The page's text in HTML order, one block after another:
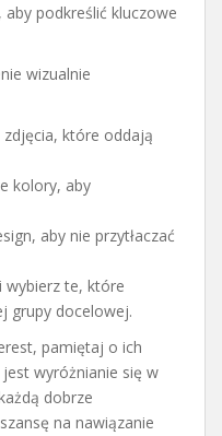
podkreślić kluczowe
wizualnie
które oddają
kolory, aby
aby nie przytłaczać
wybierz te, które
grupy docelowej.
pamiętaj o ich
wyróżnianie się w
dobrze
na nawiązanie